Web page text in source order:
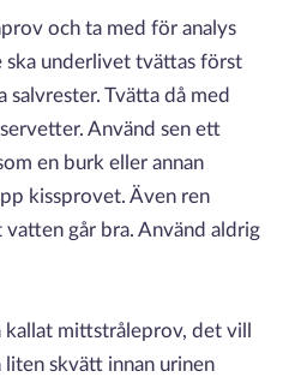
och ta med för analys
ska underlivet tvättas först
Tvätta då med
Använd sen ett
en burk eller annan
kissprovet. Även ren
går bra. Använd aldrig
kallat mittstråleprov, det vill
liten skvätt innan urinen